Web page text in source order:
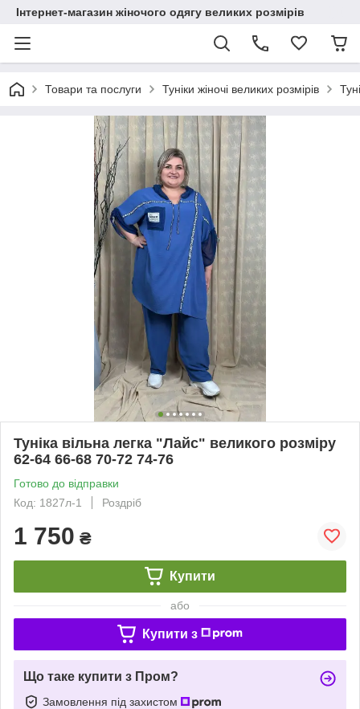
Інтернет-магазин жіночого одягу великих розмірів
Товари та послуги Туніки жіночі великих розмірів
Туніка вільна легка "Лайс" великого розміру
62-64 66-68 70-72 74-76
Готово до відправки
Код: 1827л-1
Роздріб
1 750 ₴
Купити
або
Купити з
Що таке купити з Пром?
Замовлення під захистом